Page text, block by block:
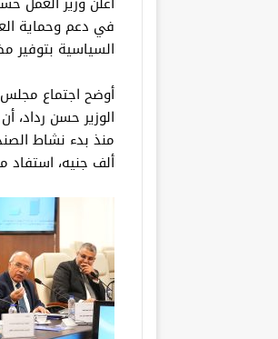
في دعم وحماية
السياسية بتوفير
أوضح اجتماع مجلس
الوزير حسن رداد،
ألف جنيه، استفاد منها 441 ألفًا و600 عامل داخل